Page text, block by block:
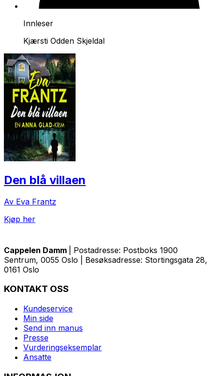
Innleser
Kjærsti Odden Skjeldal
Den blå villaen
Av Eva Frantz
Kjøp her
Cappelen Damm
| Postadresse: Postboks 1900
Sentrum, 0055 Oslo | Besøksadresse: Stortingsgata 28,
0161 Oslo
KONTAKT OSS
Kundeservice
Min side
Send inn manus
Presse
Vurderingseksemplar
Ansatte